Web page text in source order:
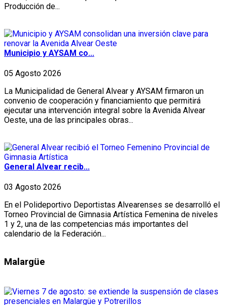
Producción de...
Municipio y AYSAM co...
05 Agosto 2026
La Municipalidad de General Alvear y AYSAM firmaron un
convenio de cooperación y financiamiento que permitirá
ejecutar una intervención integral sobre la Avenida Alvear
Oeste, una de las principales obras...
General Alvear recib...
03 Agosto 2026
En el Polideportivo Deportistas Alvearenses se desarrolló el
Torneo Provincial de Gimnasia Artística Femenina de niveles
1 y 2, una de las competencias más importantes del
calendario de la Federación...
Malargüe